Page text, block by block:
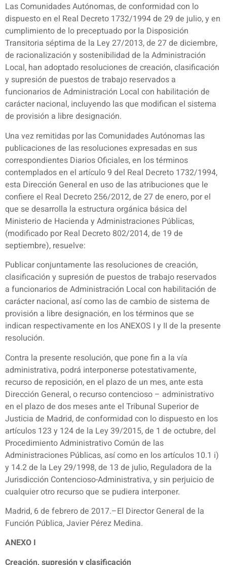
Las Comunidades Autónomas, de conformidad con lo
dispuesto en el Real Decreto 1732/1994 de 29 de julio, y en
cumplimiento de lo preceptuado por la Disposición
Transitoria séptima de la Ley 27/2013, de 27 de diciembre,
de racionalización y sostenibilidad de la Administración
Local, han adoptado resoluciones de creación, clasificación
y supresión de puestos de trabajo reservados a
funcionarios de Administración Local con habilitación de
carácter nacional, incluyendo las que modifican el sistema
de provisión a libre designación.
Una vez remitidas por las Comunidades Autónomas las
publicaciones de las resoluciones expresadas en sus
correspondientes Diarios Oficiales, en los términos
contemplados en el artículo 9 del Real Decreto 1732/1994,
esta Dirección General en uso de las atribuciones que le
confiere el Real Decreto 256/2012, de 27 de enero, por el
que se desarrolla la estructura orgánica básica del
Ministerio de Hacienda y Administraciones Públicas,
(modificado por Real Decreto 802/2014, de 19 de
septiembre), resuelve:
Publicar conjuntamente las resoluciones de creación,
clasificación y supresión de puestos de trabajo reservados
a funcionarios de Administración Local con habilitación de
carácter nacional, así como las de cambio de sistema de
provisión a libre designación, en los términos que se
indican respectivamente en los ANEXOS I y II de la presente
resolución.
Contra la presente resolución, que pone fin a la vía
administrativa, podrá interponerse potestativamente,
recurso de reposición, en el plazo de un mes, ante esta
Dirección General, o recurso contencioso – administrativo
en el plazo de dos meses ante el Tribunal Superior de
Justicia de Madrid, de conformidad con lo dispuesto en los
artículos 123 y 124 de la Ley 39/2015, de 1 de octubre, del
Procedimiento Administrativo Común de las
Administraciones Públicas, así como en los artículos 10.1 i)
y 14.2 de la Ley 29/1998, de 13 de julio, Reguladora de la
Jurisdicción Contencioso-Administrativa, y sin perjuicio de
cualquier otro recurso que se pudiera interponer.
Madrid, 6 de febrero de 2017.–El Director General de la
Función Pública, Javier Pérez Medina.
ANEXO I
Creación, supresión y clasificación